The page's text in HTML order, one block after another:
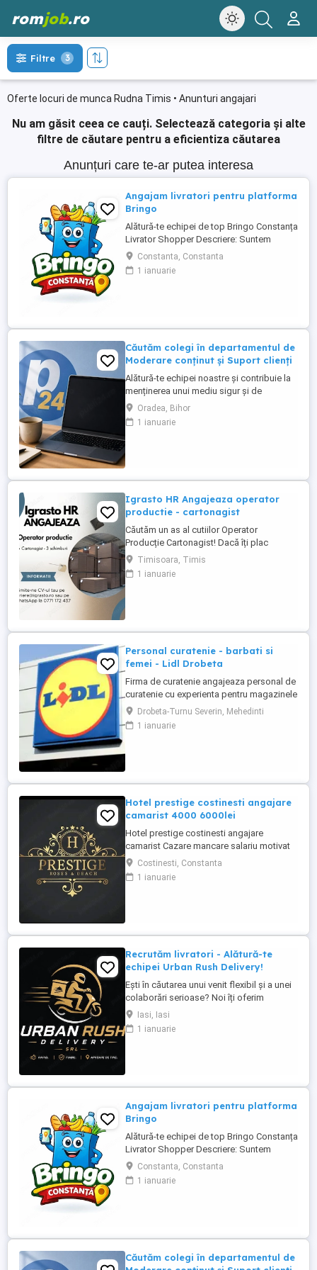
romjob.ro
Oferte locuri de munca Rudna Timis • Anunturi angajari
Filtre 3
Nu am găsit ceea ce cauți. Selectează categoria și alte
filtre de căutare pentru a eficientiza căutarea
Anunțuri care te-ar putea interesa
Angajam livratori pentru platforma
Bringo
Alătură-te echipei de top Bringo Constanța
Livrator Shopper Descriere: Suntem
echipa de top Bringo din Constanța,
fruntași la număr de comenzi, target-uri
atinse și tips-uri primite de la clienți. Acum
Constanta, Constanta
1 ianuarie
Căutăm colegi în departamentul de
Moderare conținut și Suport clienți
Alătură-te echipei noastre și contribuie la
menținerea unui mediu sigur și de
încredere pe platformele noastre de
anunțuri din România, Germania și
Ungaria. În funcție de experiența și
Oradea, Bihor
1 ianuarie
Igrasto HR Angajeaza operator
productie - cartonagist
Căutăm un as al cutiilor Operator
Producție Cartonagist! Dacă îți plac
lucrurile bine făcute, ai ochi de vultur
pentru detalii și îți place să vezi cum dintr-
o bucată de carton iese ceva util și fain
Timisoara, Timis
1 ianuarie
Personal curatenie - barbati si
femei - Lidl Drobeta
Firma de curatenie angajeaza personal de
curatenie cu experienta pentru magazinele
Lidl din Drobeta Program o zi cu o zi.
Personalul de curatenie va asigura:
curatarea aparatelor de reciclat sticle si
Drobeta-Turnu Severin, Mehedinti
1 ianuarie
Hotel prestige costinesti angajare
camarist 4000 6000lei
Hotel prestige costinesti angajare
camarist Cazare mancare salariu motivat
4000 6000
Costinesti, Constanta
1 ianuarie
Recrutăm livratori - Alătură-te
echipei Urban Rush Delivery!
Ești în căutarea unui venit flexibil și a unei
colaborări serioase? Noi îți oferim
posibilitatea să livrezi prin cele mai mari
platforme de livrare din România, într-un
mediu profesionist și transparent. Ce îți
Iasi, Iasi
1 ianuarie
Angajam livratori pentru platforma
Bringo
Alătură-te echipei de top Bringo Constanța
Livrator Shopper Descriere: Suntem
echipa de top Bringo din Constanța,
fruntași la număr de comenzi, target-uri
atinse și tips-uri primite de la clienți. Acum
Constanta, Constanta
1 ianuarie
Căutăm colegi în departamentul de